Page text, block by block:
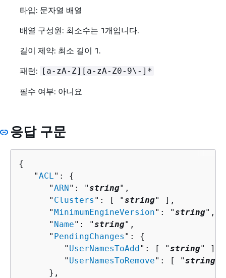
타입: 문자열 배열
배열 구성원: 최소수는 1개입니다.
길이 제약: 최소 길이 1.
패턴:
[a-zA-Z][a-zA-Z0-9\-]*
필수 여부: 아니요
응답 구문
{
   "
ACL": {
      "
ARN": "string",
      "
Clusters ": [ "string" ],
      "
MinimumEngineVersion": "string",
      "
Name": "string",
      "
PendingChanges ": {
         "
UserNamesToAdd": [ "string" ],
         "
UserNamesToRemove": [ "string
      },